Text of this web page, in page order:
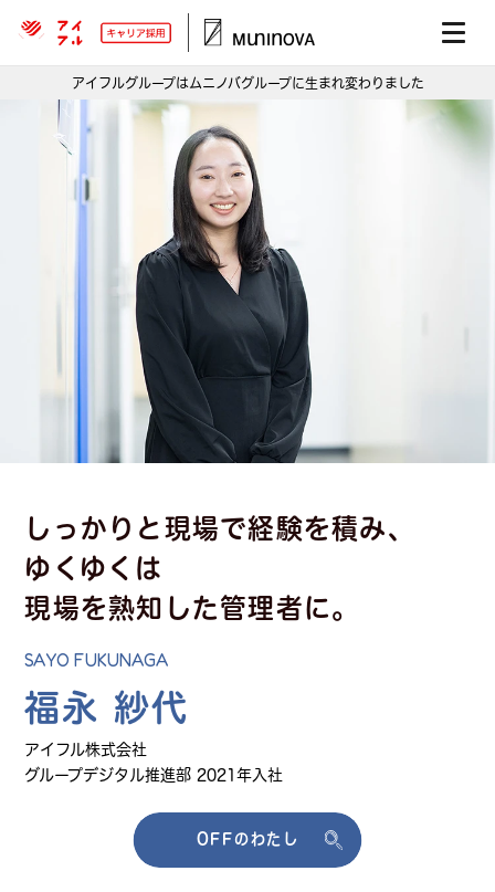
アイフルグループはムニノバグループに生まれ変わりました
しっかりと 現場で経験を積み、
ゆくゆくは
現場を熟知した管理者に。
SAYO FUKUNAGA
福永 紗代
アイフル株式会社
グループデジタル推進部 2021年入社
OFFのわたし